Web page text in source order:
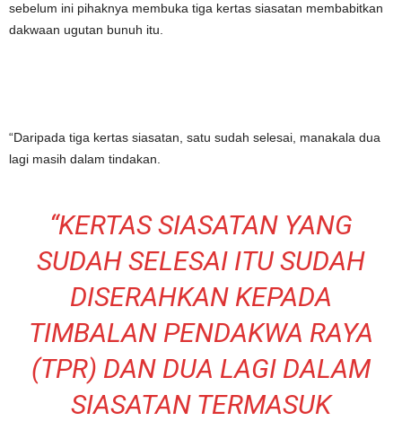
sebelum ini pihaknya membuka tiga kertas siasatan membabitkan
dakwaan ugutan bunuh itu.
“Daripada tiga kertas siasatan, satu sudah selesai, manakala dua
lagi masih dalam tindakan.
“KERTAS SIASATAN YANG
SUDAH SELESAI ITU SUDAH
DISERAHKAN KEPADA
TIMBALAN PENDAKWA RAYA
(TPR) DAN DUA LAGI DALAM
SIASATAN TERMASUK